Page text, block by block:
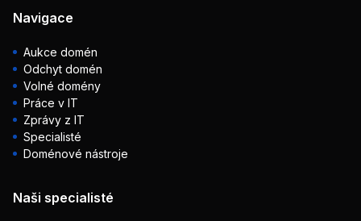
Navigace
Aukce domén
Odchyt domén
Volné domény
Práce v IT
Zprávy z IT
Specialisté
Doménové nástroje
Naši specialisté